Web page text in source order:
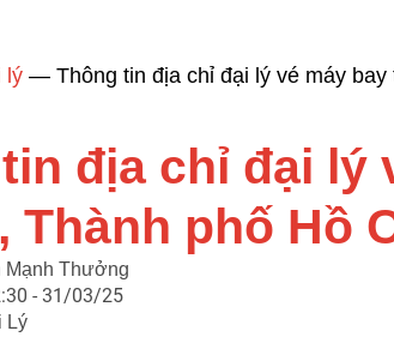
lý — Thông tin địa chỉ đại lý vé máy
địa chỉ đại lý
Thành phố Hồ
Mạnh Thưởng
- 31/03/25
Lý